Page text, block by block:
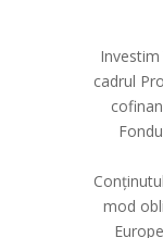
cadrul
mod